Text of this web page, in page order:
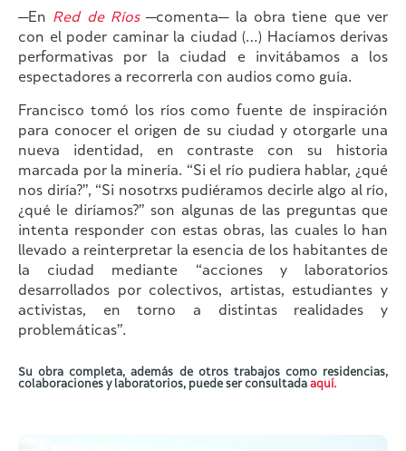
—En Red de Ríos—comenta— la obra tiene que ver
con el poder caminar la ciudad (…) Hacíamos derivas
performativas por la ciudad e invitábamos a los
espectadores a recorrerla con audios como guía.
Francisco tomó los ríos como fuente de inspiración
para conocer el origen de su ciudad y otorgarle una
nueva identidad, en contraste con su historia
marcada por la minería. “Si el río pudiera hablar, ¿qué
nos diría?”, “Si nosotrxs pudiéramos decirle algo al río,
¿qué le diríamos?” son algunas de las preguntas que
intenta responder con estas obras, las cuales lo han
llevado a reinterpretar la esencia de los habitantes de
la ciudad mediante “acciones y laboratorios
desarrollados por colectivos, artistas, estudiantes y
activistas, en torno a distintas realidades y
problemáticas”.
Su obra completa, además de otros trabajos como residencias,
colaboraciones y laboratorios, puede ser consultada aquí.